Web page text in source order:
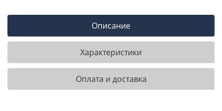
Описание
Характеристики
Оплата и доставка